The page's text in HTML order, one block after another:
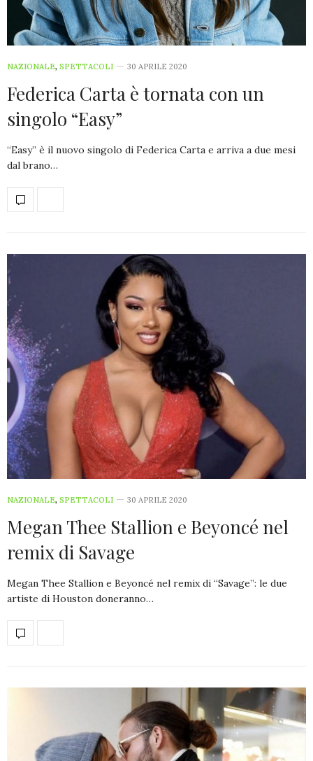
NAZIONALE, SPETTACOLI 30 APRILE 2020
Federica Carta è tornata con un
singolo “Easy”
“Easy” è il nuovo singolo di Federica Carta e arriva a due mesi
dal brano…
NAZIONALE, SPETTACOLI 30 APRILE 2020
Megan Thee Stallion e Beyoncé nel
remix di Savage
Megan Thee Stallion e Beyoncé nel remix di “Savage”: le due
artiste di Houston doneranno…